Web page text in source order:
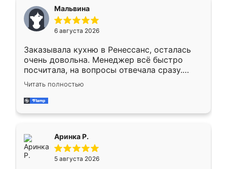
меньше, здесь же он более разнообразный.
Мне нравится ,если что-то потребуется из
мебели буду заказывать только здесь.
Мальвина
6 августа 2026
Заказывала кухню в Ренессанс, осталась
очень довольна. Менеджер всё быстро
посчитала, на вопросы отвечала сразу.
Замерщик приехал в субботу, подошёл к
делу со всей ответственностью. Собрали
за день, ребята работали аккуратно, даже
Читать полностью
Аринка Р.
5 августа 2026